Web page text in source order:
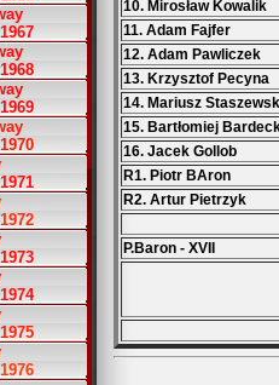
10. Mirosław Kowalik
11. Adam Fajfer
12. Adam Pawliczek
13. Krzysztof Pecyna
14. Mariusz
15. Bartłomiej
16. Jacek Gollob
R1. Piotr BAron
R2. Artur Pietrzyk
P.Baron - XVII